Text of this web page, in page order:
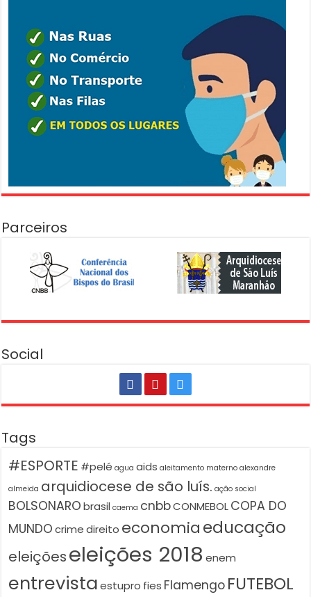
Parceiros
Social
Tags
#ESPORTE #pelé agua aids aleitamento materno alexandre
almeida arquidiocese de são luís. ação social
BOLSONARO brasil caema cnbbCONMEBOLCOPA DO
MUNDO crime direito economiaeducação
eleiçõeseleições 2018 enem
entrevista estupro fies Flamengo FUTEBOL